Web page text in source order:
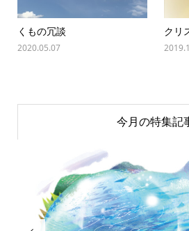
くもの冗談
2020.05.07
クリ
今月の特集記